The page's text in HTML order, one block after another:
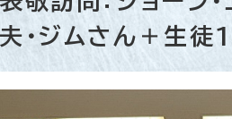
夫・ジムさん＋生徒